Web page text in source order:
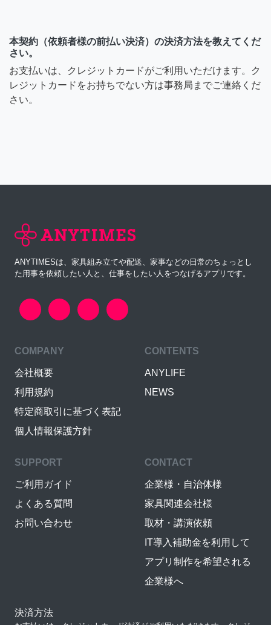
本契約（依頼者様の前払い決済）の決済方法を教えてくだ
さい。
お支払いは、クレジットカードがご利用いただけます。ク
レジットカードをお持ちでない方は事務局までご連絡くだ
さい。
ANYTIMESは、家具組み立てや配送、家事などの日常のちょっとし
た用事を依頼したい人と、仕事をしたい人をつなげるアプリです。
COMPANY
会社概要
利用規約
特定商取引に基づく表記
個人情報保護方針
CONTENTS
ANYLIFE
NEWS
SUPPORT
ご利用ガイド
よくある質問
お問い合わせ
CONTACT
企業様・自治体様
家具関連会社様
取材・講演依頼
IT導入補助金を利用して
アプリ制作を希望される
企業様へ
決済方法